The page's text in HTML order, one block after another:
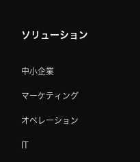
ソリューション
中小企業
マーケティング
オペレーション